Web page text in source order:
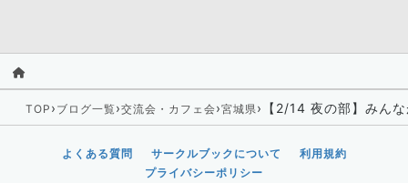
TOP › ブログ一覧›交流会・カフェ会›宮城県› 【2/14 夜の部】みん
よくある質問 サークルブックについて
利用規約
プライバシーポリシー